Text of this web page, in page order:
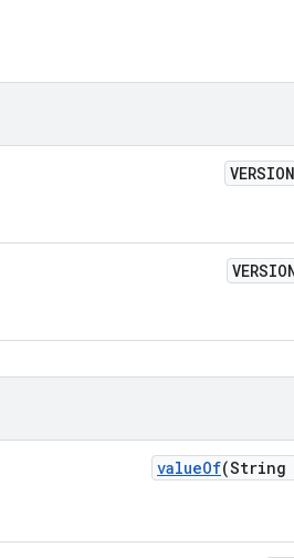
VERSION
valueOf(String